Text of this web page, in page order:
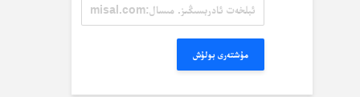
ئادرېسىڭىز.
مۇشتەرى بولۇش